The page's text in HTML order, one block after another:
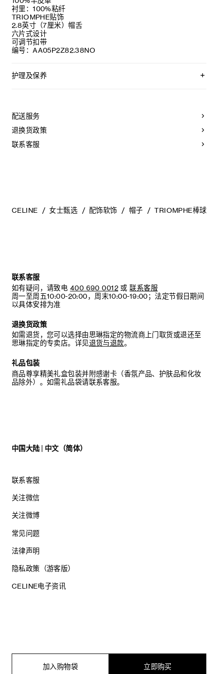
立即购买
加入购物袋
衬里：100%粘纤
TRIOMPHE贴饰
2.8英寸（7厘米）帽舌
六片式设计
可调节扣带
编号：AA05P2Z82.38NO
护理及保养
不可熨烫。
不可干洗。
配送服务
退换货政策
联系客服
CELINE 女士甄选 配饰软饰 帽子 TRIOMPHE棒球帽
联系客服
如有疑问，请致电 400 690 0012 或 联系客服
周一至周五10:00-20:00，周末10:00-19:00；法定节假日期间
以具体安排为准
退换货政策
如需退货，您可以选择由思琳指定的物流商上门取货或退还至
思琳指定的专卖店。详见退货与退款。
礼品包装
商品尊享精美礼盒包装并附感谢卡（香氛产品、护肤品和化妆
品除外）。如需礼品袋请联系客服。
中国大陆 | 中文（简体）
联系客服
关注微信
关注微博
常见问题
法律声明
隐私政策（游客版）
CELINE电子资讯
思琳商贸（上海）有限公司
沪公网安备 31010602005569
电子营业执照